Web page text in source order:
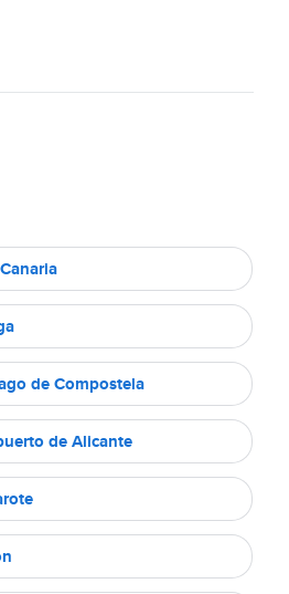
de Compostela
de Alicante